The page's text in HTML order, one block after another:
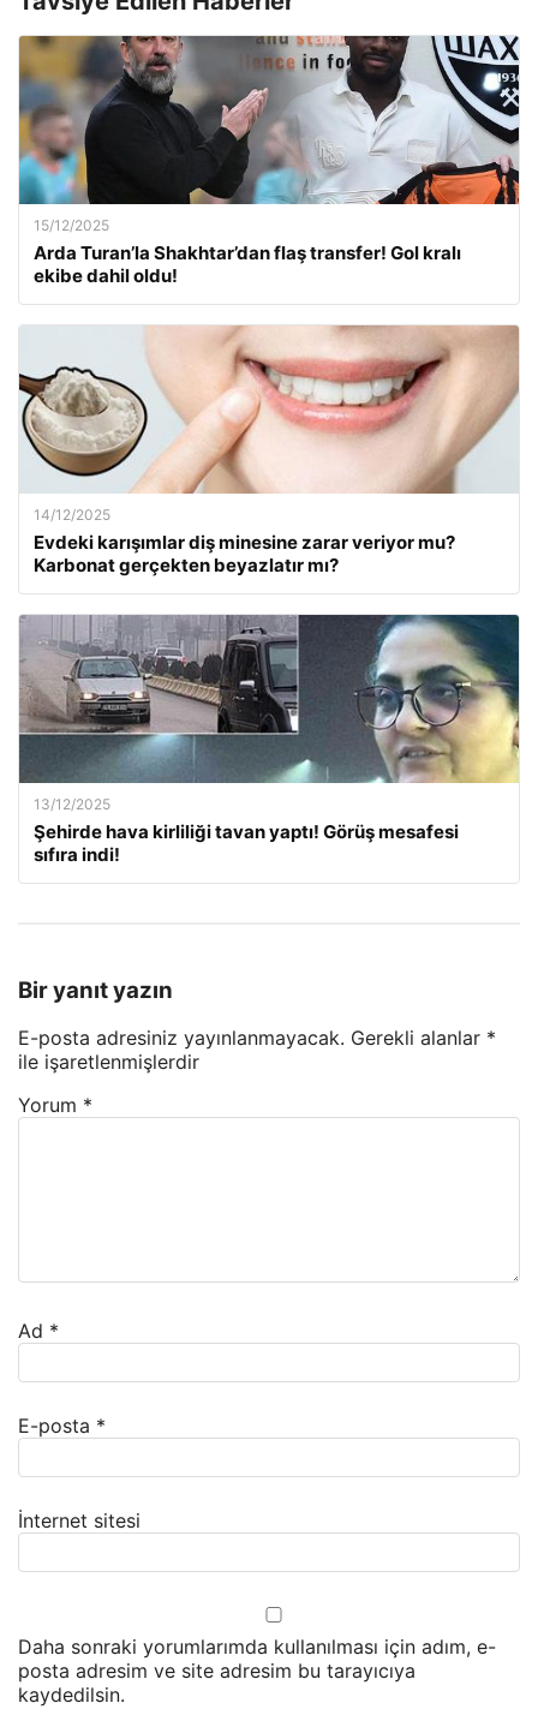
15/12/2025
Arda Turan’la Shakhtar’dan flaş transfer! Gol kralı
ekibe dahil oldu!
14/12/2025
Evdeki karışımlar diş minesine zarar veriyor mu?
Karbonat gerçekten beyazlatır mı?
13/12/2025
Şehirde hava kirliliği tavan yaptı! Görüş mesafesi
sıfıra indi!
Bir yanıt yazın
E-posta adresiniz yayınlanmayacak. Gerekli alanlar *
ile işaretlenmişlerdir
Yorum *
Ad *
E-posta *
İnternet sitesi
Daha sonraki yorumlarımda kullanılması için adım, e-
posta adresim ve site adresim bu tarayıcıya
kaydedilsin.